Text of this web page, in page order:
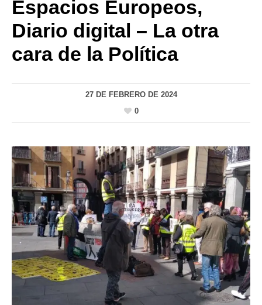
Espacios Europeos,
Diario digital – La otra
cara de la Política
27 DE FEBRERO DE 2024
0